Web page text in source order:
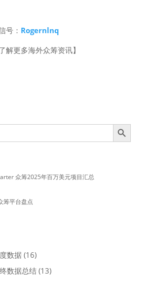
号： Rogernlnq
解更多海外众筹资讯】
Search Button
众筹2025年百万美元项目汇总
筹平台盘点
数据(16)
数据总结(13)